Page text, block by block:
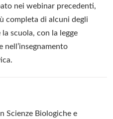
nei webinar precedenti,
completa di alcuni degli
scuola, con la legge
nell’insegnamento
Scienze Biologiche e